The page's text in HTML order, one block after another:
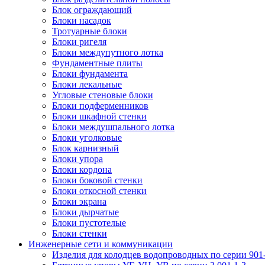
Блок ограждающий
Блоки насадок
Тротуарные блоки
Блоки ригеля
Блоки междупутного лотка
Фундаментные плиты
Блоки фундамента
Блоки лекальные
Угловые стеновые блоки
Блоки подферменников
Блоки шкафной стенки
Блоки междушпального лотка
Блоки уголковые
Блок карнизный
Блоки упора
Блоки кордона
Блоки боковой стенки
Блоки откосной стенки
Блоки экрана
Блоки дырчатые
Блоки пустотелые
Блоки стенки
Инженерные сети и коммуникации
Изделия для колодцев водопроводных по серии